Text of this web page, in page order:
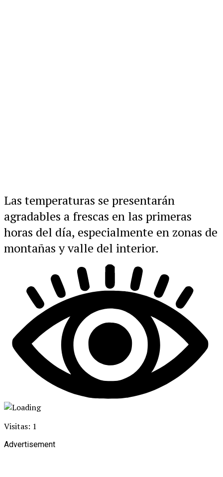
Las temperaturas se presentarán
agradables a frescas en las primeras
horas del día, especialmente en zonas de
montañas y valle del interior.
Visitas: 1
Advertisement